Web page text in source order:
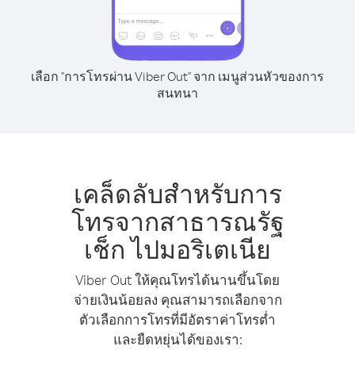
เลือก "การโทรผ่าน Viber Out" จาก เมนูส่วนหัวของการ
สนทนา
เคล็ดลับสำหรับการ
โทรจากสาธารณรัฐ
เช็ก ไปมอริเตเนีย
Viber Out ให้คุณโทรได้นานขึ้นโดย
จ่ายเงินน้อยลง คุณสามารถเลือกจาก
ตัวเลือกการโทรที่มีอัตราค่าโทรต่ำ
และยืดหยุ่นได้ของเรา: